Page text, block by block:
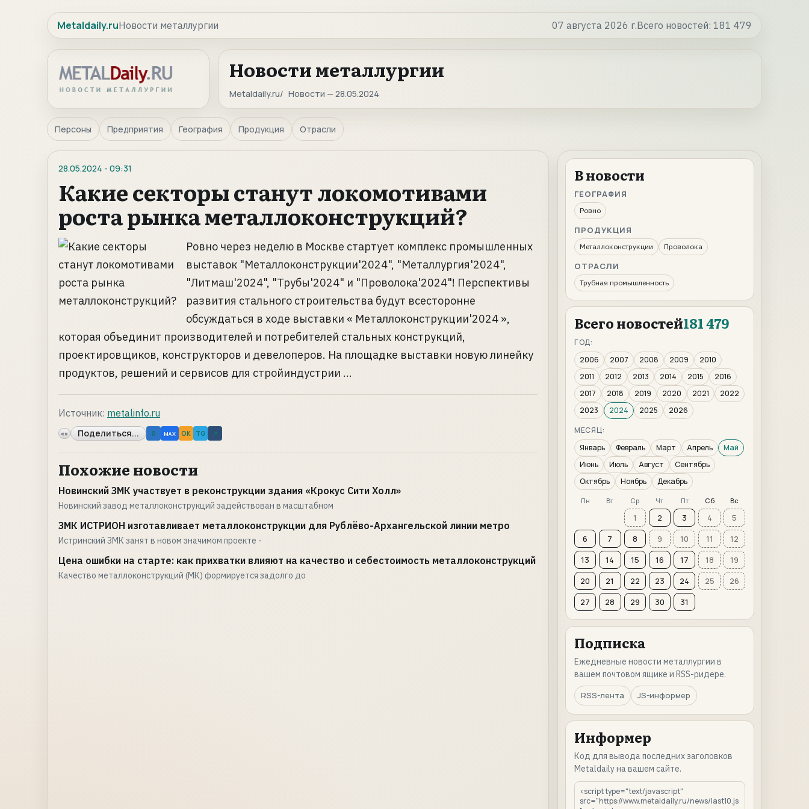
Metaldaily.ruНовости металлургии 07 августа 2026 г.Всего новостей: 181 479
Новости металлургии
Metaldaily.ru Новости — 28.05.2024
Персоны Предприятия География Продукция Отрасли
28.05.2024 - 09:31
Какие секторы станут локомотивами
роста рынка металлоконструкций?
Ровно через неделю в Москве стартует комплекс промышленных
выставок "Металлоконструкции'2024", "Металлургия'2024",
"Литмаш'2024", "Трубы'2024" и "Проволока'2024"! Перспективы
развития стального строительства будут всесторонне
обсуждаться в ходе выставки « Металлоконструкции'2024 »,
которая объединит производителей и потребителей стальных конструкций,
проектировщиков, конструкторов и девелоперов. На площадке выставки новую линейку
продуктов, решений и сервисов для стройиндустрии ...
Источник: metalinfo.ru
«» Поделиться... B MAX OK TG ↗
Похожие новости
Новинский ЗМК участвует в реконструкции здания «Крокус Сити Холл»
Новинский завод металлоконструкций задействован в масштабном
ЗМК ИСТРИОН изготавливает металлоконструкции для Рублёво-Архангельской линии метро
Истринский ЗМК занят в новом значимом проекте -
Цена ошибки на старте: как прихватки влияют на качество и себестоимость металлоконструкций
Качество металлоконструкций (МК) формируется задолго до
В новости
ГЕОГРАФИЯ
Ровно
ПРОДУКЦИЯ
Металлоконструкции Проволока
ОТРАСЛИ
Трубная промышленность
Всего новостей181 479
ГОД:
2006
2007 2008 2009
2010
2011
2012 2013 2014 2015
2016
2017
2018 2019 2020 2021
2022
2023
2024 2025
2026
МЕСЯЦ:
Январь
Февраль Март Апрель
Май
Июнь
Июль Август
Сентябрь
Октябрь
Ноябрь Декабрь
Пн Вт Ср Чт Пт Сб Вс
1 2 3 4
5
6
7 8 9 10 11
12
13
14 15 16 17 18
19
20
21 22 23 24 25
26
27
28 29 30 31
Подписка
Ежедневные новости металлургии в
вашем почтовом ящике и RSS-ридере.
RSS-лента
JS-информер
Информер
Код для вывода последних заголовков
Metaldaily на вашем сайте.